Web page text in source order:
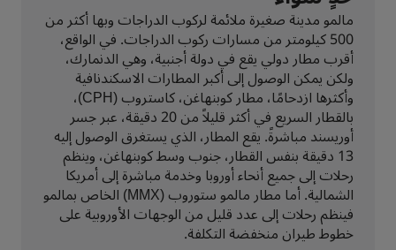
مالمو مدينة صغيرة ملائمة لركوب الدراجات وبها أكثر من
500 كيلومتر من مسارات ركوب الدراجات. في الواقع،
أقرب مطار دولي يقع في دولة أجنبية، وهي الدنمارك،
ولكن يمكن الوصول إلى أكبر المطارات الاسكندنافية
وأكثرها ازدحامًا، مطار كوبنهاغن، كاستروب (CPH)،
بالقطار السريع في أكثر قليلاً من 20 دقيقة، عبر جسر
أوريسند مباشرةً. يقع المطار، الذي يستغرق الوصول إليه
13 دقيقة بنفس القطار، جنوب وسط كوبنهاغن، وينظم
رحلات إلى جميع أنحاء أوروبا وخدمة مباشرة إلى أمريكا
الشمالية. أما مطار مالمو ستوروب (MMX) الخاص بمالمو
فينظم رحلات إلى عدد قليل من الوجهات الأوروبية على
خطوط طيران منخفضة التكلفة.